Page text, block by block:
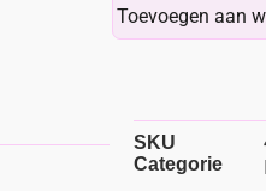
Toevoegen aan
SKU
Categorie